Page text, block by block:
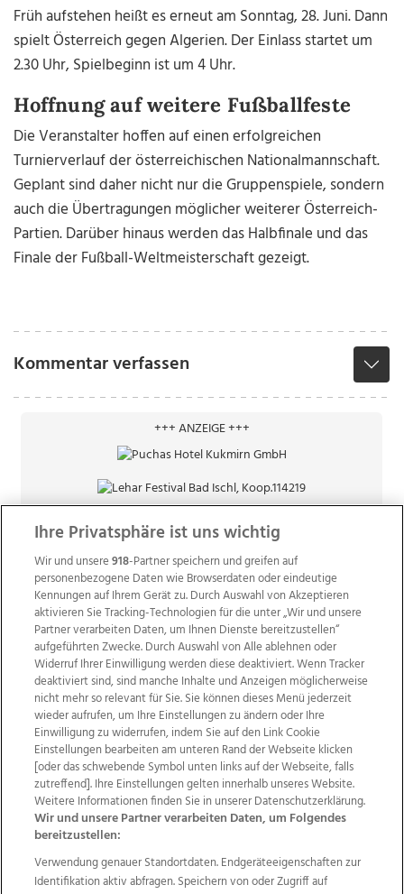
Früh aufstehen heißt es erneut am Sonntag, 28. Juni. Dann
spielt Österreich gegen Algerien. Der Einlass startet um
2.30 Uhr, Spielbeginn ist um 4 Uhr.
Hoffnung auf weitere Fußballfeste
Die Veranstalter hoffen auf einen erfolgreichen
Turnierverlauf der österreichischen Nationalmannschaft.
Geplant sind daher nicht nur die Gruppenspiele, sondern
auch die Übertragungen möglicher weiterer Österreich-
Partien. Darüber hinaus werden das Halbfinale und das
Finale der Fußball-Weltmeisterschaft gezeigt.
Kommentar verfassen
+++ ANZEIGE +++
Wir über uns Mediadaten Kontakt
Jobs
Datenschutz
Impressum
AGB Anzeigekunden
AGB Website
Ehrenkodex Politische Werbung
Weitere Angebote des Medienhauses Wimmer
Ihre Privatsphäre ist uns wichtig
Wir und unsere918-Partner speichern und greifen auf
personenbezogene Daten wie Browserdaten oder eindeutige
Kennungen auf Ihrem Gerät zu. Durch Auswahl von Akzeptieren
aktivieren Sie Tracking-Technologien für die unter „Wir und unsere
Partner verarbeiten Daten, um Ihnen Dienste bereitzustellen“
aufgeführten Zwecke. Durch Auswahl von Alle ablehnen oder
Widerruf Ihrer Einwilligung werden diese deaktiviert. Wenn Tracker
deaktiviert sind, sind manche Inhalte und Anzeigen möglicherweise
nicht mehr so relevant für Sie. Sie können dieses Menü jederzeit
wieder aufrufen, um Ihre Einstellungen zu ändern oder Ihre
Einwilligung zu widerrufen, indem Sie auf den Link Cookie
Einstellungen bearbeiten am unteren Rand der Webseite klicken
[oder das schwebende Symbol unten links auf der Webseite, falls
zutreffend]. Ihre Einstellungen gelten innerhalb unseres Website.
Weitere Informationen finden Sie in unserer Datenschutzerklärung.
Wir und unsere Partner verarbeiten Daten, um Folgendes
bereitzustellen:
Verwendung genauer Standortdaten. Endgeräteeigenschaften zur
Identifikation aktiv abfragen. Speichern von oder Zugriff auf